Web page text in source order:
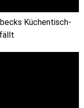
Küchentisch-